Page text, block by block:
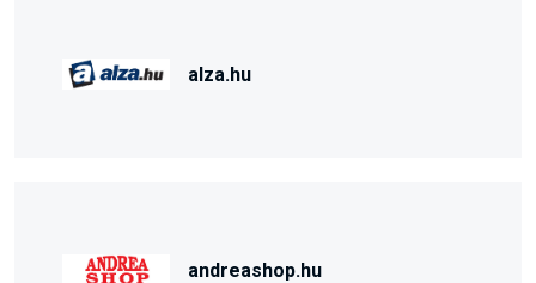
alza.hu
andreashop.hu